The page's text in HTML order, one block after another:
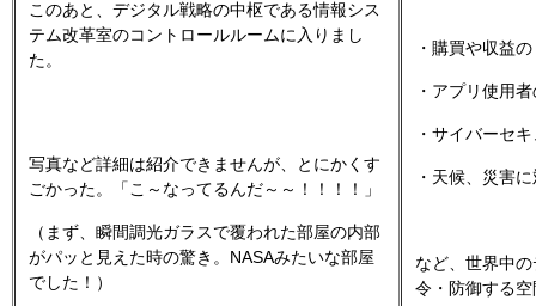
このあと、デジタル戦略の中枢である情報シス
テム改革室のコントロールルームに入りまし
た。
写真など詳細は紹介できませんが、とにかくす
ごかった。「こ～なってるんだ～～！！！！」
（まず、瞬間調光ガラスで覆われた部屋の内部
がパッと見えた時の驚き。 NASAみたいな部屋
でした！）
・購買や収益
・アプリ使用
・サイバーセ
・天候、災害
など、世界中
令・防御する